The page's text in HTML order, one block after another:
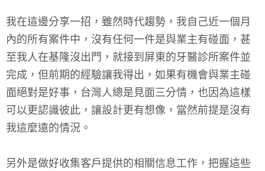
我在這邊分享一招，雖然時代趨勢，我自己近一個月
內的所有案件中，沒有任何一件是與業主有碰面，甚
至我人在基隆沒出門，就接到屏東的牙醫診所案件並
完成，但前期的經驗讓我得出，如果有機會與業主碰
面絕對是好事，台灣人總是見面三分情，也因為這樣
可以更認識彼此，讓設計更有想像，當然前提是沒有
我這麼遠的情況。
另外是做好收集客戶提供的相關信息工作，把握這些